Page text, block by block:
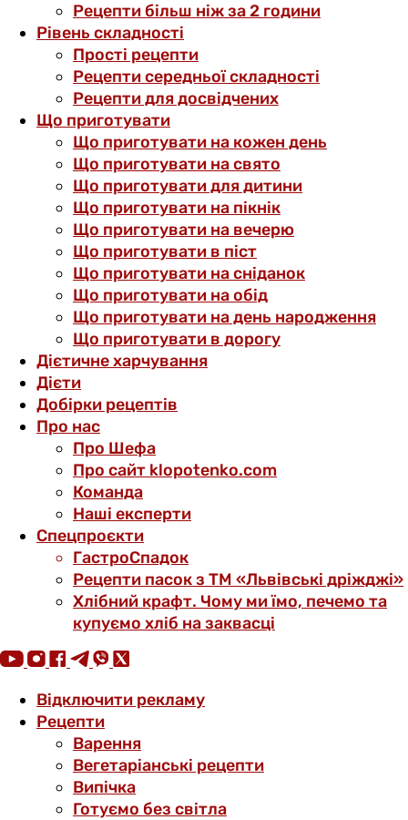
Рецепти більш ніж за 2 години
Рівень складності
Прості рецепти
Рецепти середньої складності
Рецепти для досвідчених
Що приготувати
Що приготувати на кожен день
Що приготувати на свято
Що приготувати для дитини
Що приготувати на пікнік
Що приготувати на вечерю
Що приготувати в піст
Що приготувати на сніданок
Що приготувати на обід
Що приготувати на день народження
Що приготувати в дорогу
Дієтичне харчування
Дієти
Добірки рецептів
Про нас
Про Шефа
Про сайт klopotenko.com
Команда
Наші експерти
Спецпроєкти
ГастроСпадок
Рецепти пасок з ТМ «Львівські дріжджі»
Хлібний крафт. Чому ми їмо, печемо та
купуємо хліб на заквасці
Відключити рекламу
Рецепти
Варення
Вегетаріанські рецепти
Випічка
Готуємо без світла